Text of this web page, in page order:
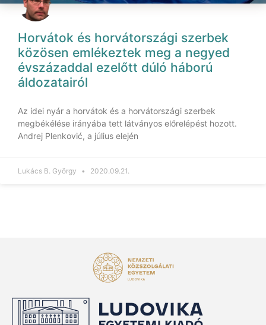
Horvátok és horvátországi szerbek
közösen emlékeztek meg a negyed
évszázaddal ezelőtt dúló háború
áldozatairól
Az idei nyár a horvátok és a horvátországi szerbek
megbékélése irányába tett látványos előrelépést hozott.
Andrej Plenković, a július elején
Lukács B. György 2020.09.21.